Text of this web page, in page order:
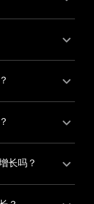
户发放优惠
买，并激
、满减活动
的微信公
城、有赞私
线上线下
助您实现门
、库存管
长吗？
，整合线上
大数据分